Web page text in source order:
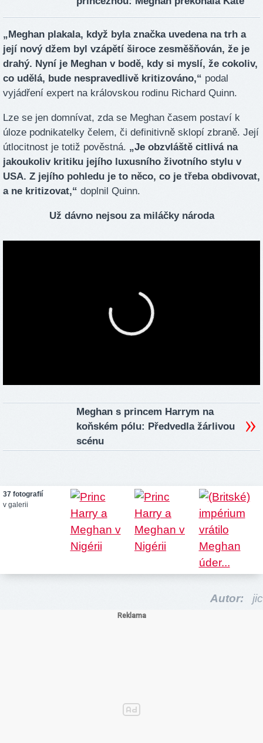
„Meghan plakala, když byla značka uvedena na trh a
její nový džem byl vzápětí široce zesměšňován, že je
drahý. Nyní je Meghan v bodě, kdy si myslí, že cokoliv,
co udělá, bude nespravedlivě kritizováno,“ podal
vyjádření expert na královskou rodinu Richard Quinn.
Lze se jen domnívat, zda se Meghan časem postaví k
úloze podnikatelky čelem, či definitivně sklopí zbraně. Její
útlocitnost je totiž pověstná. „Je obzvláště citlivá na
jakoukoliv kritiku jejího luxusního životního stylu v
USA. Z jejího pohledu je to něco, co je třeba obdivovat,
a ne kritizovat,“ doplnil Quinn.
Už dávno nejsou za miláčky národa
Meghan s princem Harrym na
koňském pólu: Předvedla žárlivou
scénu
37 fotografií
v galerii
Autor: jic